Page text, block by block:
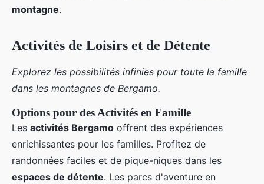
montagne.
Activités de Loisirs et de Détente
Explorez les possibilités infinies pour toute la famille
dans les montagnes de Bergamo.
Options pour des Activités en Famille
Les activités Bergamo offrent des expériences
enrichissantes pour les familles. Profitez de
randonnées faciles et de pique-niques dans les
espaces de détente. Les parcs d'aventure en